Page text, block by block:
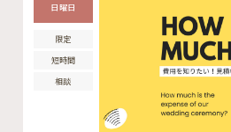
日曜日
限定
短時間
相談